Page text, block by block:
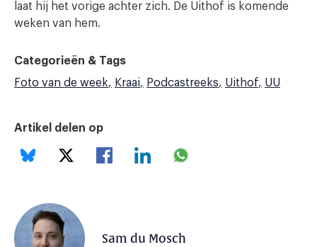
laat hij het vorige achter zich. De Uithof is komende
weken van hem.
Categorieën & Tags
Foto van de week
Kraai Podcastreeks Uithof UU
Artikel delen op
Sam du Mosch